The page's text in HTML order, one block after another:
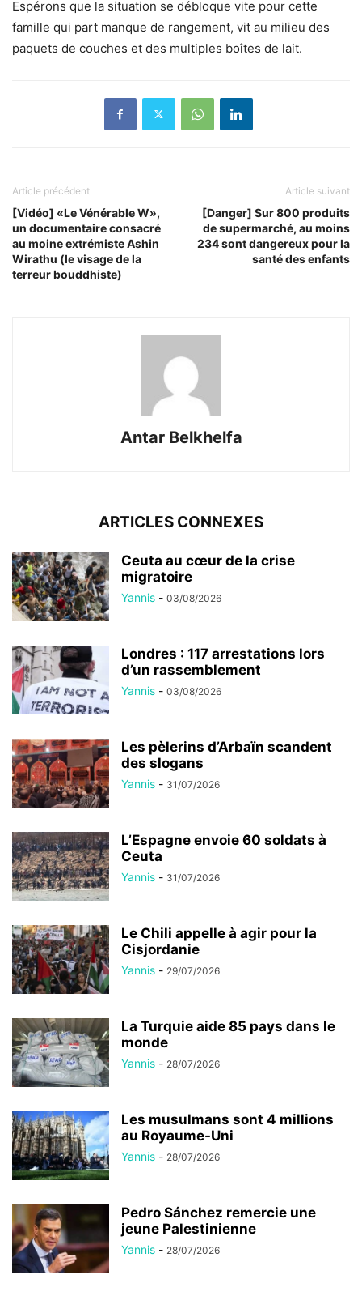
Espérons que la situation se débloque vite pour cette
famille qui part manque de rangement, vit au milieu des
paquets de couches et des multiples boîtes de lait.
Article précédent
[Vidéo] «Le Vénérable W»,
un documentaire consacré
au moine extrémiste Ashin
Wirathu (le visage de la
terreur bouddhiste)
Article suivant
[Danger] Sur 800 produits
de supermarché, au moins
234 sont dangereux pour la
santé des enfants
Antar Belkhelfa
ARTICLES CONNEXES
Ceuta au cœur de la crise
migratoire
Yannis - 03/08/2026
Londres : 117 arrestations lors
d’un rassemblement
Yannis - 03/08/2026
Les pèlerins d’Arbaïn scandent
des slogans
Yannis - 31/07/2026
L’Espagne envoie 60 soldats à
Ceuta
Yannis - 31/07/2026
Le Chili appelle à agir pour la
Cisjordanie
Yannis - 29/07/2026
La Turquie aide 85 pays dans le
monde
Yannis - 28/07/2026
Les musulmans sont 4 millions
au Royaume-Uni
Yannis - 28/07/2026
Pedro Sánchez remercie une
jeune Palestinienne
Yannis - 28/07/2026